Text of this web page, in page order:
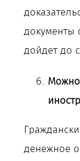
документы
дойдет до
Можно
денежное